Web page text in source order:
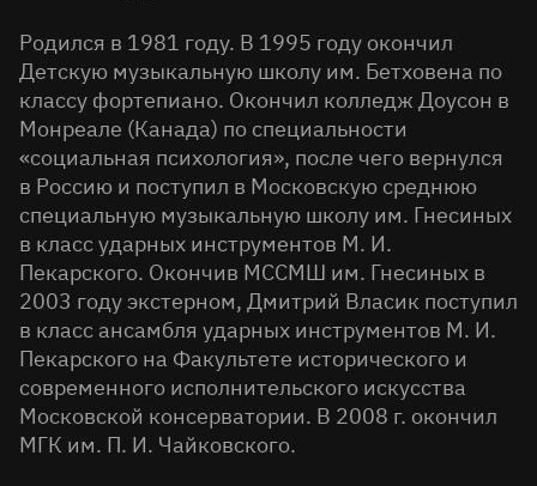
Родился в 1981 году. В 1995 году окончил
Детскую музыкальную школу им. Бетховена по
классу фортепиано. Окончил колледж Доусон в
Монреале (Канада) по специальности
«социальная психология», после чего вернулся
в Россию и поступил в Московскую среднюю
специальную музыкальную школу им. Гнесиных
в класс ударных инструментов М. И.
Пекарского. Окончив МССМШ им. Гнесиных в
2003 году экстерном, Дмитрий Власик поступил
в класс ансамбля ударных инструментов М. И.
Пекарского на Факультете исторического и
современного исполнительского искусства
Московской консерватории. В 2008 г. окончил
МГК им. П. И. Чайковского.